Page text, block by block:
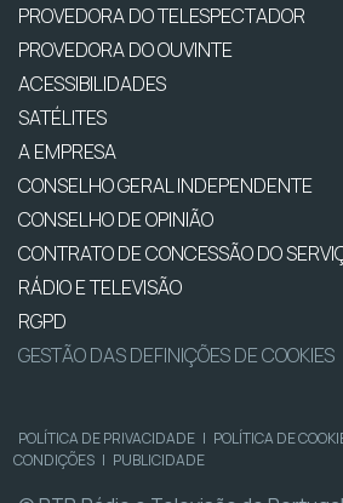
PROVEDORA DO TELESPECTADOR
PROVEDORA DO OUVINTE
ACESSIBILIDADES
SATÉLITES
A EMPRESA
CONSELHO GERAL INDEPENDENTE
CONSELHO DE OPINIÃO
CONTRATO DE CONCESSÃO DO
RÁDIO E TELEVISÃO
RGPD
GESTÃO DAS DEFINIÇÕES DE COOKIES
POLÍTICA DE PRIVACIDADE | POLÍTICA DE
CONDIÇÕES | PUBLICIDADE